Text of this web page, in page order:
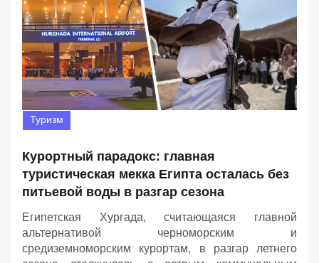
Туризм
Курортный парадокс: главная
туристическая мекка Египта осталась без
питьевой воды в разгар сезона
Египетская Хургада, считающаяся главной
альтернативой черноморским и
средиземноморским курортам, в разгар летнего